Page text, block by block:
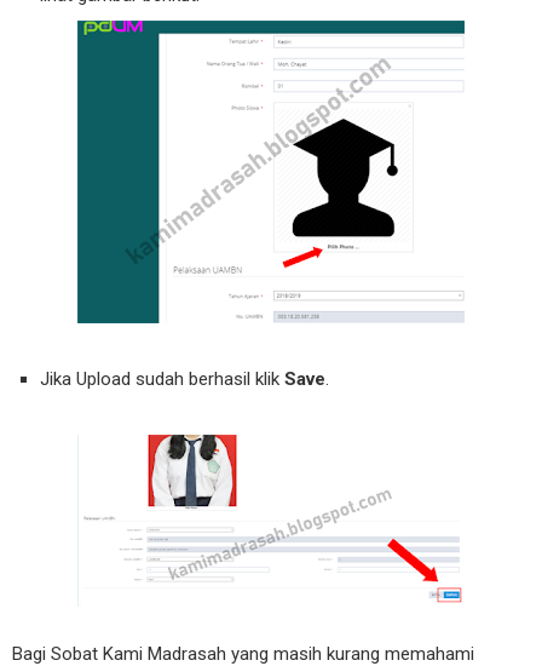
Jika Upload sudah berhasil klik Save.
Bagi Sobat Kami Madrasah yang masih kurang memahami